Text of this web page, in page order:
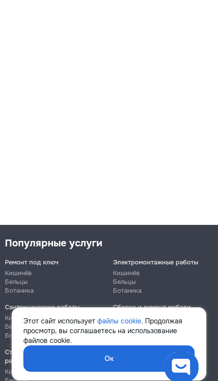
Этот сайт использует файлы cookie. Продолжая
просмотр, вы соглашаетесь на использование
файлов cookie.
Ок
Популярные услуги
Ремонт под ключ
Кишинёв
Бельцы
Ботаника
Электромонтажные работы
Кишинёв
Бельцы
Ботаника
Сантехнические работы
Кишинёв
Бельцы
Ботаника
Сборка и ремонт мебели
Кишинёв
Ботаника
Строительно-монтажные
работы
Кишинёв